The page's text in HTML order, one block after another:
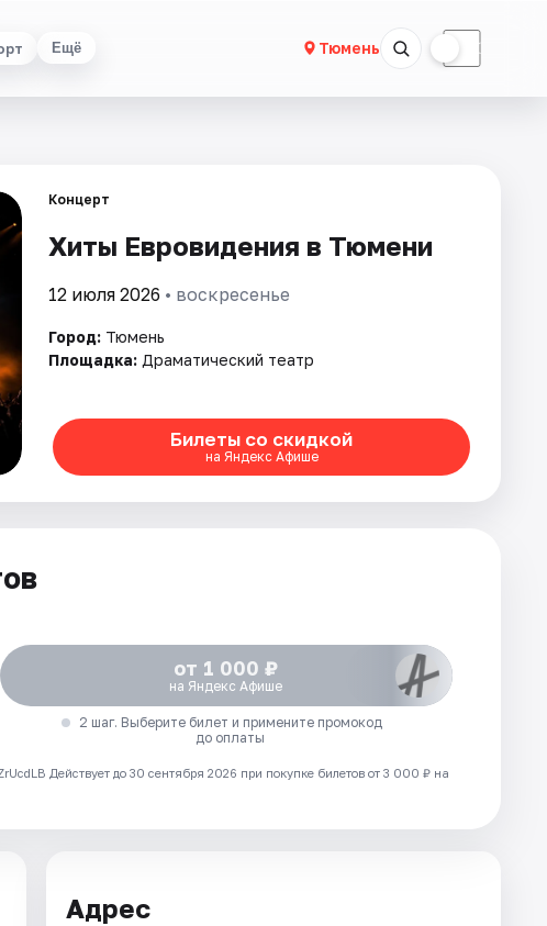
Ещё Тюмень ☾
Концерт
Хиты Евровидения в Тюмени
12 июля 2026 • воскресенье
Город: Тюмень
Площадка: Драматический театр
Билеты со скидкой
на Яндекс Афише
от 1 000 ₽
на Яндекс Афише
2 шаг. Выберите билет и примените промокод
до оплаты
Действует до 30 сентября 2026 при покупке билетов от 3 000 ₽ на
Адрес